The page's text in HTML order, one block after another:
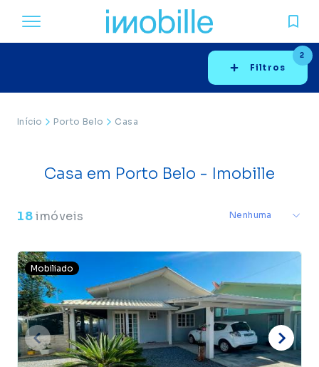
2
Filtros
Início Porto Belo Casa
Casa em Porto Belo - Imobille
18imóveis
Mobiliado